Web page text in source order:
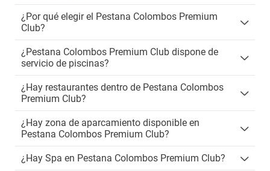
¿Por qué elegir el Pestana Colombos Premium
Club?
¿Pestana Colombos Premium Club dispone de
servicio de piscinas?
¿Hay restaurantes dentro de Pestana Colombos
Premium Club?
¿Hay zona de aparcamiento disponible en
Pestana Colombos Premium Club?
¿Hay Spa en Pestana Colombos Premium Club?